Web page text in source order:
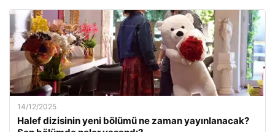
14/12/2025
Halef dizisinin yeni bölümü ne zaman yayınlanacak?